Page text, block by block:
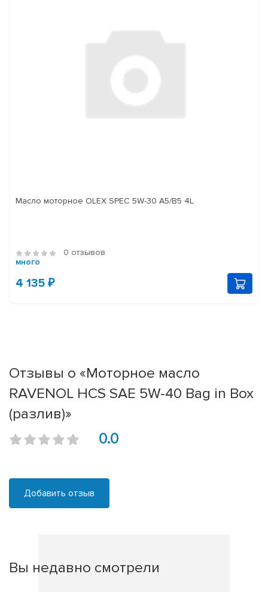
Масло моторное OLEX SPEC 5W-30 A5/B5 4L
0 отзывов
много
4 135 ₽
Отзывы о «Моторное масло
RAVENOL HCS SAE 5W-40 Bag in Box
(разлив)»
0.0
Добавить отзыв
Вы недавно смотрели